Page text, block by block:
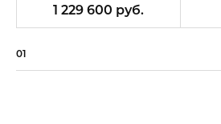
1 229 600 руб.
01